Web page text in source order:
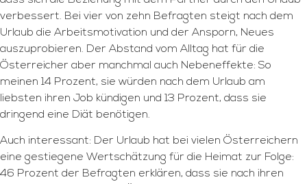
verbessert. Bei vier von zehn Befragten steigt nach dem
Urlaub die Arbeitsmotivation und der Ansporn, Neues
auszuprobieren. Der Abstand vom Alltag hat für die
Österreicher aber manchmal auch Nebeneffekte: So
meinen 14 Prozent, sie würden nach dem Urlaub am
liebsten ihren Job kündigen und 13 Prozent, dass sie
dringend eine Diät benötigen.
Auch interessant: Der Urlaub hat bei vielen Österreichern
eine gestiegene Wertschätzung für die Heimat zur Folge:
46 Prozent der Befragten erklären, dass sie nach ihren